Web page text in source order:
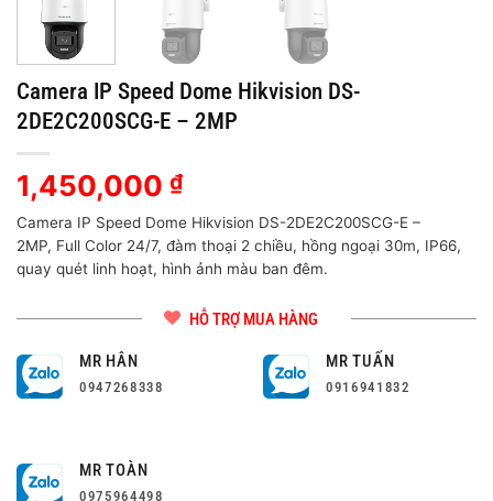
Camera IP Speed Dome Hikvision DS-
2DE2C200SCG-E – 2MP
1,450,000 ₫
Camera IP Speed Dome Hikvision DS-2DE2C200SCG-E –
2MP, Full Color 24/7, đàm thoại 2 chiều, hồng ngoại 30m, IP66,
quay quét linh hoạt, hình ảnh màu ban đêm.
HỖ TRỢ MUA HÀNG
MR HÂN
0947268338
MR TUẤN
0916941832
MR TOÀN
0975964498